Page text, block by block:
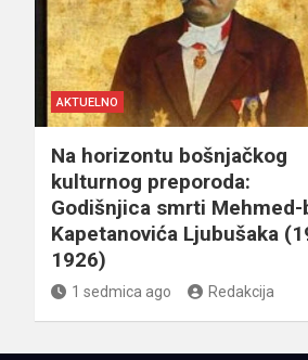
AKTUELNO
Na horizontu bošnjačkog
kulturnog preporoda:
Godišnjica smrti Mehmed-
Kapetanovića Ljubušaka
1926)
1 sedmica ago Redakcija